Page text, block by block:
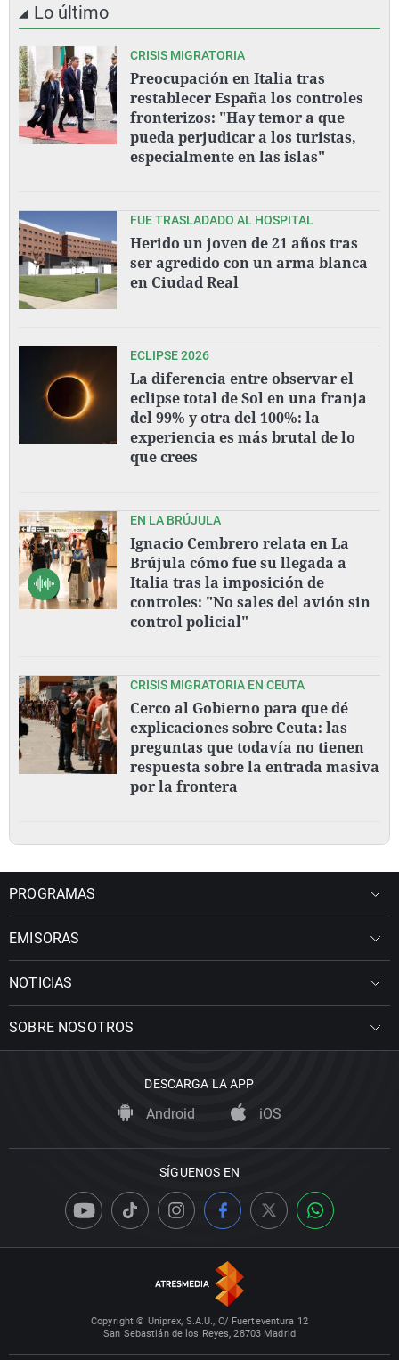
Lo último
CRISIS MIGRATORIA
Preocupación en Italia tras
restablecer España los controles
fronterizos: "Hay temor a que
pueda perjudicar a los turistas,
especialmente en las islas"
FUE TRASLADADO AL HOSPITAL
Herido un joven de 21 años tras
ser agredido con un arma blanca
en Ciudad Real
ECLIPSE 2026
La diferencia entre observar el
eclipse total de Sol en una franja
del 99% y otra del 100%: la
experiencia es más brutal de lo
que crees
EN LA BRÚJULA
Ignacio Cembrero relata en La
Brújula cómo fue su llegada a
Italia tras la imposición de
controles: "No sales del avión sin
control policial"
CRISIS MIGRATORIA EN CEUTA
Cerco al Gobierno para que dé
explicaciones sobre Ceuta: las
preguntas que todavía no tienen
respuesta sobre la entrada masiva
por la frontera
PROGRAMAS
EMISORAS
NOTICIAS
SOBRE NOSOTROS
DESCARGA LA APP
Android iOS
SÍGUENOS EN
Copyright © Uniprex, S.A.U., C/ Fuerteventura 12
San Sebastián de los Reyes, 28703 Madrid